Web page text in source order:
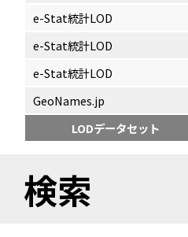
e-Stat統計LOD
e-Stat統計LOD
e-Stat統計LOD
GeoNames.jp
LODデータセット
検索